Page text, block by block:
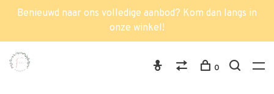
Benieuwd naar ons volledige aanbod? Kom dan langs in
onze winkel!
0